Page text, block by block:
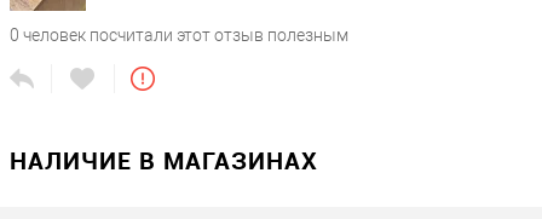
0 человек посчитали этот отзыв полезным
НАЛИЧИЕ В МАГАЗИНАХ